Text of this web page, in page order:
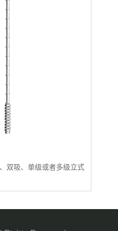
双吸、单级或者多级立式